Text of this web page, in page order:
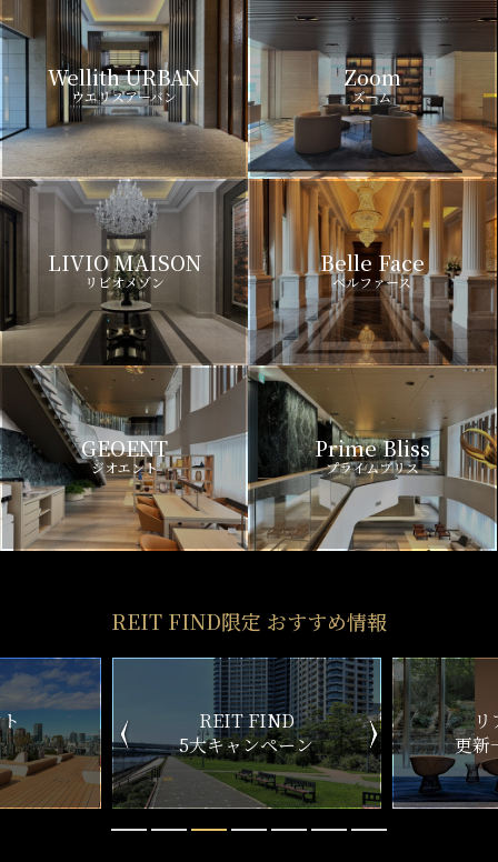
Wellith URBAN
ウエリスアーバン
Zoom
ズーム
LIVIO MAISON
リビオメゾン
Belle Face
ベルファース
GEOENT
ジオエント
Prime Bliss
プライムブリス
REIT FIND限定 おすすめ情報
ン
リアルタイム
更新一覧チェック
新